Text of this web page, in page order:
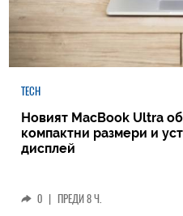
TECH
Новият MacBook Ultra
компактни размери и
дисплей
0 | ПРЕДИ 8 Ч.